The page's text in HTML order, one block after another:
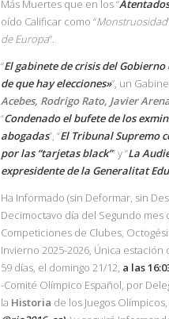
Más Muertes que en los “
oído Calificar como “Monstruosidad
de Europa”.
“El gabinete de crisis del
de que hay elecciones»”, un
Acebes, Rodrigo Rato, Javier
“Condenado el bufete de los
abogadas”, “El Tribunal Supremo
por las “tarjetas black”” y “La
expresidente de la Generalitat
Ha Informado (sin Deformar, sin
Decimoctavo día del Segundo
Competiciones de Clubes,
Invierno 2025-2026, Única
59 días, el domingo 21/12, a las
-Comité Olímpico Español, por
la Historia de los Juegos